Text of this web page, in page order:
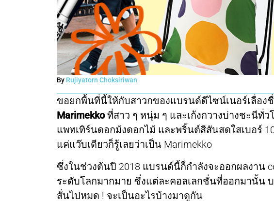
By Rujiyatorn Choksiriwan
ขอยกพื้นที่นี้ให้กับสาวกของแบรนด์ดีไซน์เนอร์เลื่อง
Marimekkoที่สาว ๆ หนุ่ม ๆ และเก้งกวางบ่างชะนีทั่
แพทเทิร์นดอกม้งดอกไม้ และพริ้นต์สีสันสดใสเบอร์
แค่แว๊บเดียวก็รู้เลยว่าเป็น Marimekko
ซึ่งในช่วงต้นปี 2018 แบรนด์นี้ก็กำลังจะออกผลงาน
ระดับโลกมากมาย ซึ่งแต่ละคอลเลกชั่นที่ออกมานั้น บ
สั่นไปหมด ! จะเป็นอะไรบ้างมาดูกัน